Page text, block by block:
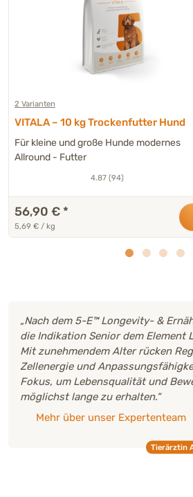
2 Varianten
VITALA – 10 kg Trockenfutter Hund
Für kleine und große Hunde modernes
Allround - Futter
4.87 (94)
56,90 € *
5,69 € / kg
„Nach dem 5-E™ Longevity- &
die Indikation Senior dem Element
Mit zunehmendem Alter rücken
Zellenergie und
Fokus, um Lebensqualität und
möglichst lange zu erhalten.“
Mehr über unser Expertenteam
Tierärztin